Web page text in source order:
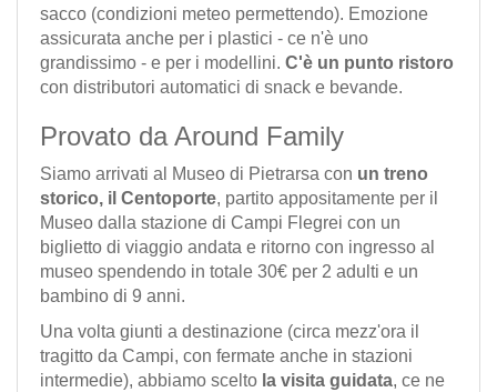
sacco (condizioni meteo permettendo). Emozione
assicurata anche per i plastici - ce n'è uno
grandissimo - e per i modellini. C'è un punto ristoro
con distributori automatici di snack e bevande.
Provato da Around Family
Siamo arrivati al Museo di Pietrarsa con un treno
storico, il Centoporte, partito appositamente per il
Museo dalla stazione di Campi Flegrei con un
biglietto di viaggio andata e ritorno con ingresso al
museo spendendo in totale 30€ per 2 adulti e un
bambino di 9 anni.
Una volta giunti a destinazione (circa mezz'ora il
tragitto da Campi, con fermate anche in stazioni
intermedie), abbiamo scelto la visita guidata, ce ne